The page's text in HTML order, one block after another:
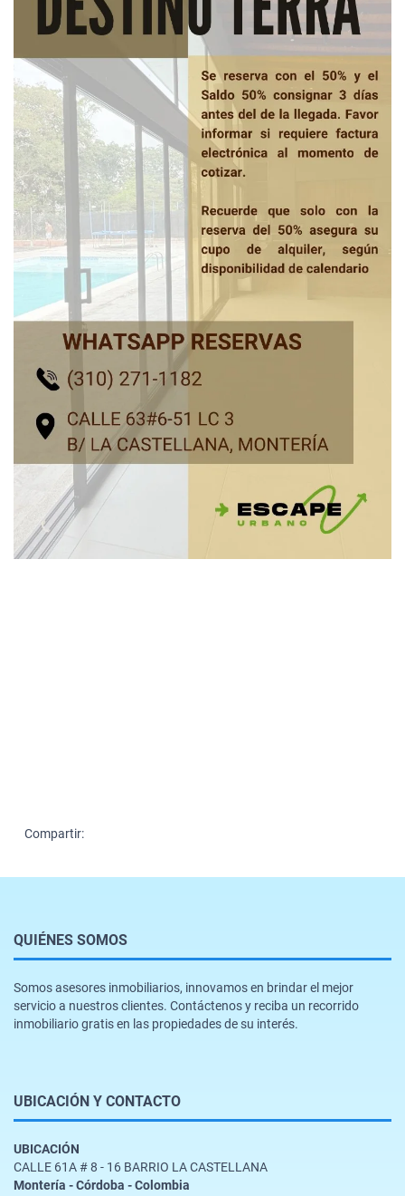
Compartir:
QUIÉNES SOMOS
Somos asesores inmobiliarios, innovamos en brindar el mejor
servicio a nuestros clientes. Contáctenos y reciba un recorrido
inmobiliario gratis en las propiedades de su interés.
UBICACIÓN Y CONTACTO
UBICACIÓN
CALLE 61A # 8 - 16 BARRIO LA CASTELLANA
Montería - Córdoba - Colombia